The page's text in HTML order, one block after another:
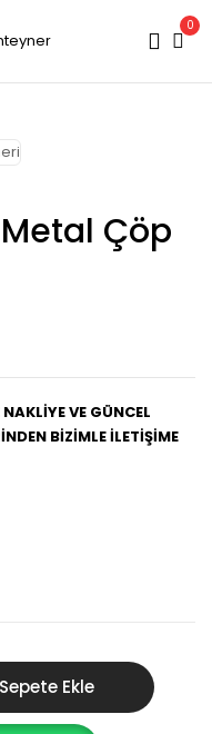
0
Çöp
VE GÜNCEL
BİZİMLE İLETİŞİME
Sepete Ekle